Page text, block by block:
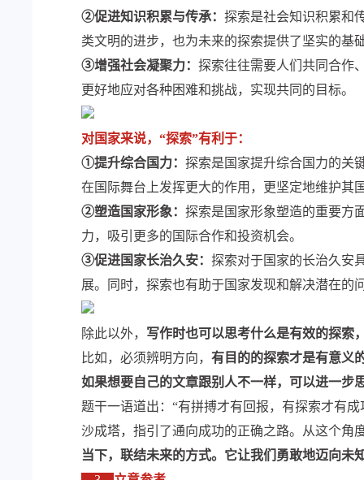
②促进知识积累与传承： 探索是社会知识积累和
类文明的进步，也为未来的探索提供了坚实的基
③增强社会凝聚力： 探索往往需要人们共同合作
更好地应对各种困难和挑战，实现共同的目标。
对国家来说，“探索”有利于：
①提升综合国力： 探索是国家提升综合国力的关
在国际舞台上发挥更大的作用，更坚定地维护其
②塑造国家形象： 探索是国家形象塑造的重要方
力，吸引更多的国际合作和投资机会。
③促进国家长治久安： 探索对于国家的长治久安
展。同时，探索也有助于国家发现和解决潜在的
除此以外， 写作时也可以思考什么是有效的探索
比如，必须辨明方向， 有目的的探索才是有意义
如果想要自己的文章跟别人不一样，可以进一步
题干一语道出：“有拼搏才有回报，有探索才有
沙成塔，指引了通向成功的正确之路。从这个角
当下，联结未来的方式。它让我们勇敢地迈向未